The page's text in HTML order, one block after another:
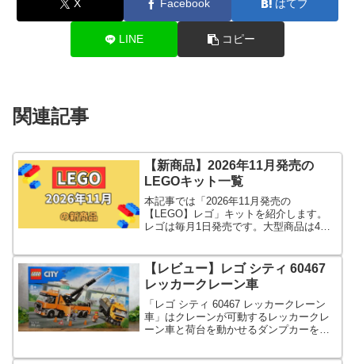
X Facebook はてブ
LINE コピー
関連記事
【新商品】2026年11月発売の
LEGOキット一覧
本記事では「2026年11月発売の
【LEGO】レゴ」キットを紹介します。
レゴは毎月1日発売です。大型商品は4日
【レビュー】レゴ シティ 60467
レッカークレーン車
「レゴ シティ 60467 レッカークレーン
車」はクレーンが可動するレッカークレ
ーン車と荷台を動かせるダンプカーを再